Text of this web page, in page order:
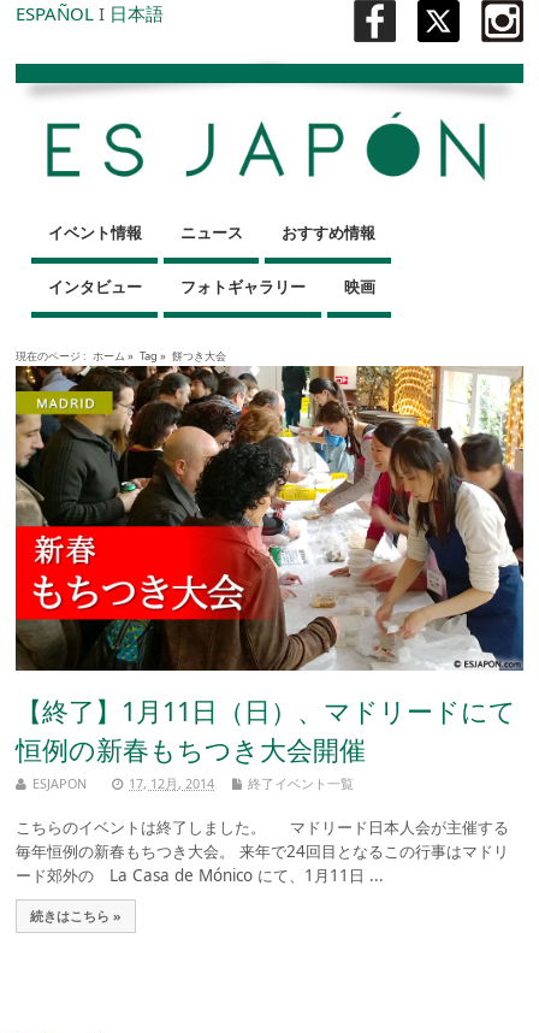
ESPAÑOL I 日本語
イベント情報 ニュース おすすめ情報
インタビュー フォトギャラリー 映画
現在のページ : ホーム » Tag » 餅つき大会
【終了】1月11日（日）、マドリードにて
恒例の新春もちつき大会開催
ESJAPON 17, 12月, 2014 終了イベント一覧
こちらのイベントは終了しました。 マドリード日本人会が主催する
毎年恒例の新春もちつき大会。 来年で24回目となるこの行事はマドリ
ード郊外の La Casa de Mónico にて、1月11日 ...
続きはこちら »